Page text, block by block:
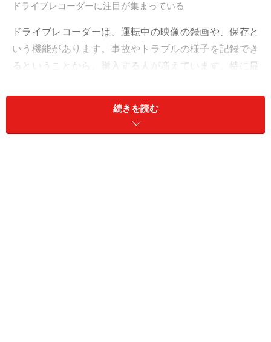
ドライブレコーダーに注目が集まっている
ドライブレコーダーは、運転中の映像の録画や、保存と
いう機能があります。事故やトラブルの様子を記録でき
るということから、購入する人が増えています。特に最
としてドライブレコーダーの取り付けは増加傾向にあり
続きを読む